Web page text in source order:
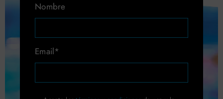
Nombre
Email*